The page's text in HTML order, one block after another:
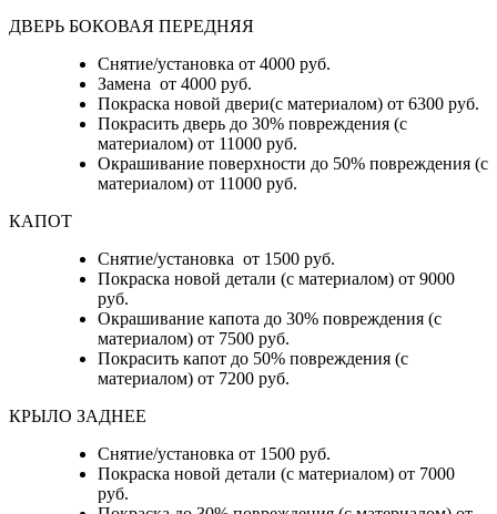
ДВЕРЬ БОКОВАЯ ПЕРЕДНЯЯ
Снятие/установка от 4000 руб.
Замена от 4000 руб.
Покраска новой двери(с материалом) от 6300 руб.
Покрасить дверь до 30% повреждения (с
материалом) от 11000 руб.
Окрашивание поверхности до 50% повреждения (с
материалом) от 11000 руб.
КАПОТ
Снятие/установка от 1500 руб.
Покраска новой детали (с материалом) от 9000
руб.
Окрашивание капота до 30% повреждения (с
материалом) от 7500 руб.
Покрасить капот до 50% повреждения (с
материалом) от 7200 руб.
КРЫЛО ЗАДНЕЕ
Снятие/установка от 1500 руб.
Покраска новой детали (с материалом) от 7000
руб.